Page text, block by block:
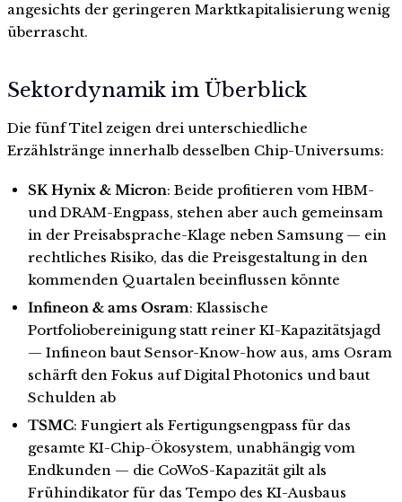
angesichts der geringeren Marktkapitalisierung wenig
überrascht.
Sektordynamik im Überblick
Die fünf Titel zeigen drei unterschiedliche
Erzählstränge innerhalb desselben Chip-Universums:
SK Hynix & Micron: Beide profitieren vom HBM-
und DRAM-Engpass, stehen aber auch gemeinsam
in der Preisabsprache-Klage neben Samsung — ein
rechtliches Risiko, das die Preisgestaltung in den
kommenden Quartalen beeinflussen könnte
Infineon & ams Osram: Klassische
Portfoliobereinigung statt reiner KI-Kapazitätsjagd
— Infineon baut Sensor-Know-how aus, ams Osram
schärft den Fokus auf Digital Photonics und baut
Schulden ab
TSMC: Fungiert als Fertigungsengpass für das
gesamte KI-Chip-Ökosystem, unabhängig vom
Endkunden — die CoWoS-Kapazität gilt als
Frühindikator für das Tempo des KI-Ausbaus